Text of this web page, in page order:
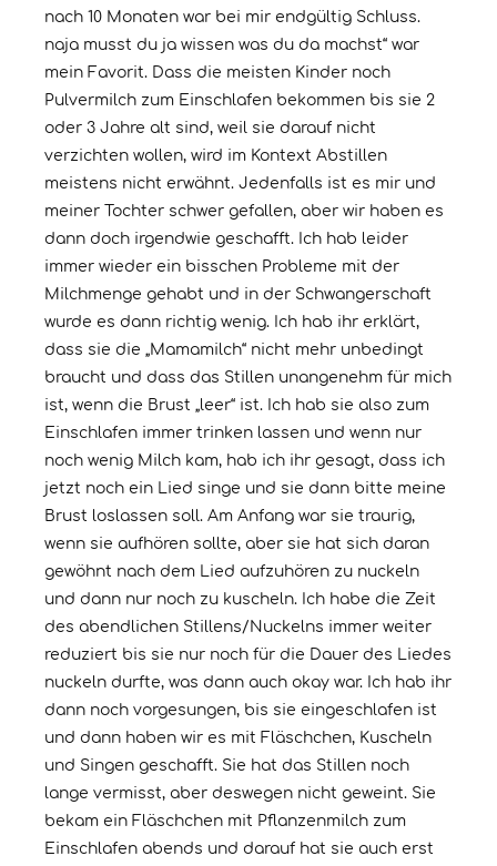
nach 10 Monaten war bei mir endgültig Schluss.
naja musst du ja wissen was du da machst“ war
mein Favorit. Dass die meisten Kinder noch
Pulvermilch zum Einschlafen bekommen bis sie 2
oder 3 Jahre alt sind, weil sie darauf nicht
verzichten wollen, wird im Kontext Abstillen
meistens nicht erwähnt. Jedenfalls ist es mir und
meiner Tochter schwer gefallen, aber wir haben es
dann doch irgendwie geschafft. Ich hab leider
immer wieder ein bisschen Probleme mit der
Milchmenge gehabt und in der Schwangerschaft
wurde es dann richtig wenig. Ich hab ihr erklärt,
dass sie die „Mamamilch“ nicht mehr unbedingt
braucht und dass das Stillen unangenehm für mich
ist, wenn die Brust „leer“ ist. Ich hab sie also zum
Einschlafen immer trinken lassen und wenn nur
noch wenig Milch kam, hab ich ihr gesagt, dass ich
jetzt noch ein Lied singe und sie dann bitte meine
Brust loslassen soll. Am Anfang war sie traurig,
wenn sie aufhören sollte, aber sie hat sich daran
gewöhnt nach dem Lied aufzuhören zu nuckeln
und dann nur noch zu kuscheln. Ich habe die Zeit
des abendlichen Stillens/Nuckelns immer weiter
reduziert bis sie nur noch für die Dauer des Liedes
nuckeln durfte, was dann auch okay war. Ich hab ihr
dann noch vorgesungen, bis sie eingeschlafen ist
und dann haben wir es mit Fläschchen, Kuscheln
und Singen geschafft. Sie hat das Stillen noch
lange vermisst, aber deswegen nicht geweint. Sie
bekam ein Fläschchen mit Pflanzenmilch zum
Einschlafen abends und darauf hat sie auch erst